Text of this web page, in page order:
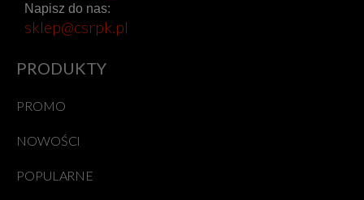
Napisz do nas:
sklep@csrpk.pl
PRODUKTY
PROMO
NOWOŚCI
POPULARNE